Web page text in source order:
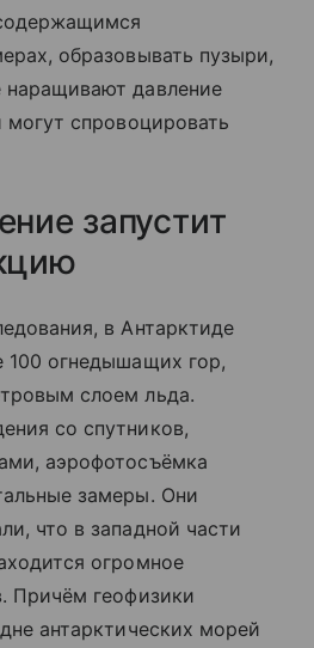
образовывать пузыри,
давление
могут спровоцировать
запустит
в Антарктиде
100 огнедышащих гор,
слоем льда.
со спутников,
аэрофотосъёмка
замеры. Они
что в западной части
огромное
Причём геофизики
антарктических морей